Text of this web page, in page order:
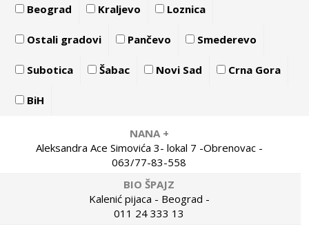
Beograd Kraljevo Loznica
Ostali gradovi Pančevo Smederevo
Subotica Šabac Novi Sad Crna Gora
BiH
NANA +
Aleksandra Ace Simovića 3- lokal 7 -Obrenovac -
063/77-83-558
BIO ŠPAJZ
Kalenić pijaca - Beograd -
011 24 333 13